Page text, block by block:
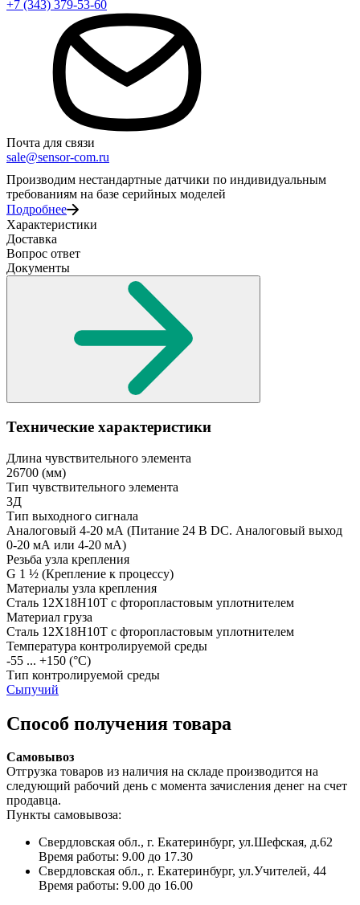
+7 (343) 379-53-60
Почта для связи
sale@sensor-com.ru
Производим нестандартные датчики по индивидуальным
требованиям на базе серийных моделей
Подробнее
Характеристики
Доставка
Вопрос ответ
Документы
Технические характеристики
Длина чувствительного элемента
26700 (мм)
Тип чувствительного элемента
3Д
Тип выходного сигнала
Аналоговый 4-20 мА (Питание 24 В DC. Аналоговый выход
0-20 мА или 4-20 мА)
Резьба узла крепления
G 1 ½ (Крепление к процессу)
Материалы узла крепления
Сталь 12Х18Н10Т с фторопластовым уплотнителем
Материал груза
Сталь 12Х18Н10Т с фторопластовым уплотнителем
Температура контролируемой среды
-55 ... +150 (°С)
Тип контролируемой среды
Сыпучий
Способ получения товара
Самовывоз
Отгрузка товаров из наличия на складе производится на
следующий рабочий день с момента зачисления денег на счет
продавца.
Пункты самовывоза:
Свердловская обл., г. Екатеринбург, ул.Шефская, д.62
Время работы: 9.00 до 17.30
Свердловская обл., г. Екатеринбург, ул.Учителей, 44
Время работы: 9.00 до 16.00